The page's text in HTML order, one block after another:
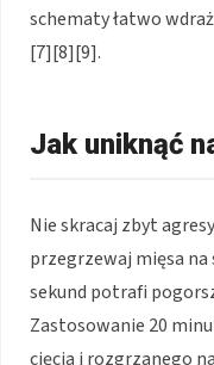
schematy łatwo
[7][8][9].
Jak uniknąć
Nie skracaj zbyt
przegrzewaj mięsa
sekund potrafi
Zastosowanie 20
cięcia i rozgrzanego